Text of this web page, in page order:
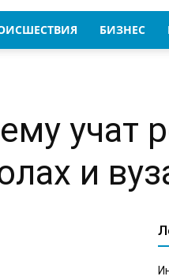
БИЗНЕС
учат
и